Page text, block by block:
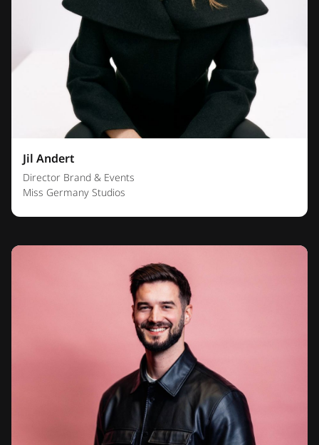
Jil Andert
Director Brand & Events
Miss Germany Studios